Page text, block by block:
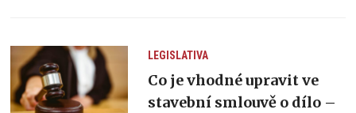
LEGISLATIVA
Co je vhodné upravit ve
stavební smlouvě o dílo –